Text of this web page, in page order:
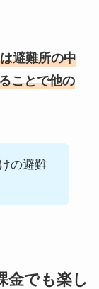
避難所の中
ことで他の
の避難
金でも楽し